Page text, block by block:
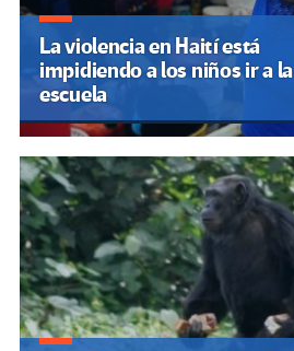
La violencia en Haití está
impidiendo a los niños ir a la
escuela